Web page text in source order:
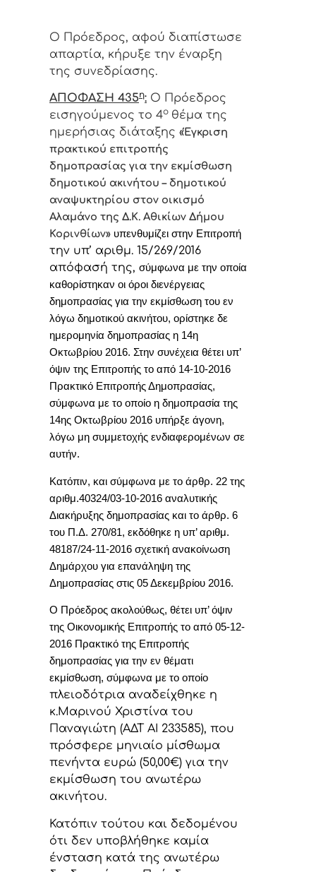
Ο Πρόεδρος, αφού διαπίστωσε
απαρτία, κήρυξε την έναρξη
της συνεδρίασης.
ΑΠΟΦΑΣΗ 435η: Ο Πρόεδρος
εισηγούμενος το 4ο θέμα της
ημερήσιας διάταξης «Έγκριση
πρακτικού επιτροπής
δημοπρασίας για την εκμίσθωση
δημοτικού ακινήτου – δημοτικού
αναψυκτηρίου στον οικισμό
Αλαμάνο της Δ.Κ. Αθικίων Δήμου
Κορινθίων» υπενθυμίζει στην Επιτροπή
την υπ’ αριθμ. 15/269/2016
απόφασή της, σύμφωνα με την οποία
καθορίστηκαν οι όροι διενέργειας
δημοπρασίας για την εκμίσθωση του εν
λόγω δημοτικού ακινήτου, ορίστηκε δε
ημερομηνία δημοπρασίας η 14η
Οκτωβρίου 2016. Στην συνέχεια θέτει υπ’
όψιν της Επιτροπής το από 14-10-2016
Πρακτικό Επιτροπής Δημοπρασίας,
σύμφωνα με το οποίο η δημοπρασία της
14ης Οκτωβρίου 2016 υπήρξε άγονη,
λόγω μη συμμετοχής ενδιαφερομένων σε
αυτήν.
Κατόπιν, και σύμφωνα με το άρθρ. 22 της
αριθμ.40324/03-10-2016 αναλυτικής
Διακήρυξης δημοπρασίας και το άρθρ. 6
του Π.Δ. 270/81, εκδόθηκε η υπ’ αριθμ.
48187/24-11-2016 σχετική ανακοίνωση
Δημάρχου για επανάληψη της
Δημοπρασίας στις 05 Δεκεμβρίου 2016.
Ο Πρόεδρος ακολούθως, θέτει υπ’ όψιν
της Οικονομικής Επιτροπής το από 05-12-
2016 Πρακτικό της Επιτροπής
δημοπρασίας για την εν θέματι
εκμίσθωση, σύμφωνα με το οποίο
πλειοδότρια αναδείχθηκε η
κ.Μαρινού Χριστίνα του
Παναγιώτη (ΑΔΤ ΑΙ 233585), που
πρόσφερε μηνιαίο μίσθωμα
πενήντα ευρώ (50,00€) για την
εκμίσθωση του ανωτέρω
ακινήτου.
Κατόπιν τούτου και δεδομένου
ότι δεν υποβλήθηκε καμία
ένσταση κατά της ανωτέρω